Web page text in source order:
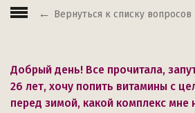
Вернуться к списку вопросов
Добрый день! Все прочитала,
26 лет, хочу попить витамины с
перед зимой, какой комплекс мне